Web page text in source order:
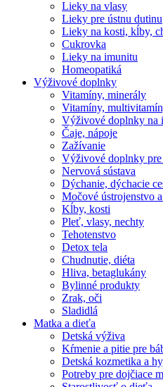
Lieky na vlasy
Lieky pre ústnu dutinu
Lieky na kosti, kĺby,
Cukrovka
Lieky na imunitu
Homeopatiká
Výživové doplnky
Vitamíny, minerály
Vitamíny,
Výživové doplnky na
Čaje, nápoje
Zažívanie
Výživové doplnky
Nervová sústava
Dýchanie, dýchacie
Močové ústrojenstvo
Kĺby, kosti
Pleť, vlasy, nechty
Tehotenstvo
Detox tela
Chudnutie, diéta
Hliva, betaglukány
Bylinné produkty
Zrak, oči
Sladidlá
Matka a dieťa
Detská výživa
Kŕmenie a pitie pre
Detská kozmetika a
Potreby pre dojčiace